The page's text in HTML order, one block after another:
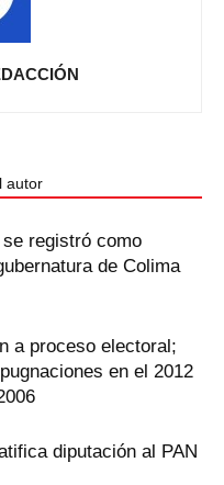
autor
registró como
de Colima
a proceso electoral;
en el 2012
diputación al PAN